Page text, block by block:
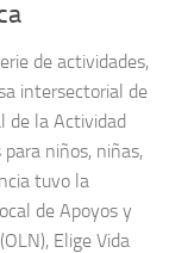
de actividades,
intersectorial de
de la Actividad
niños, niñas,
tuvo la
de Apoyos y
Elige Vida